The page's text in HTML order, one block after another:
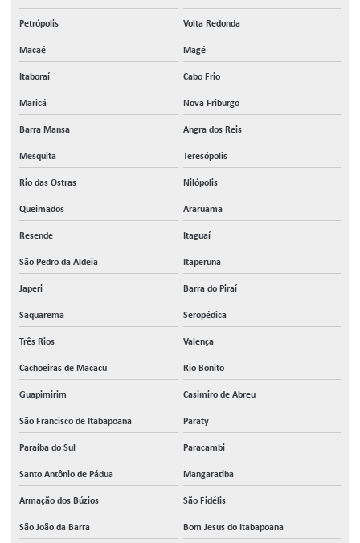
Petrópolis Volta Redonda
Macaé Magé
Itaboraí Cabo Frio
Maricá Nova Friburgo
Barra Mansa Angra dos Reis
Mesquita Teresópolis
Rio das Ostras Nilópolis
Queimados Araruama
Resende Itaguaí
São Pedro da Aldeia Itaperuna
Japeri Barra do Piraí
Saquarema Seropédica
Três Rios Valença
Cachoeiras de Macacu Rio Bonito
Guapimirim Casimiro de Abreu
São Francisco de Itabapoana Paraty
Paraíba do Sul Paracambi
Santo Antônio de Pádua Mangaratiba
Armação dos Búzios São Fidélis
São João da Barra Bom Jesus do Itabapoana